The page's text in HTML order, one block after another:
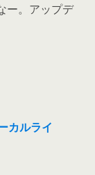
ー。アップデ
カルライ